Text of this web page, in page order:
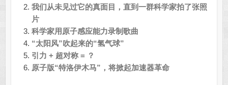
我们从未见过它的真面目，直到一群科学家拍了张照
片
科学家用原子感应能力录制歌曲
“太阳风”吹起来的“氢气球”
引力 + 超对称 = ？
原子版“特洛伊木马”，将掀起加速器革命